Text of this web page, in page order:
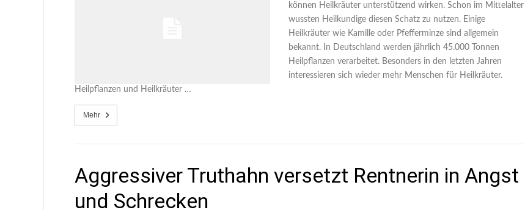
können Heilkräuter unterstützend wirken. Schon im Mittelalter
wussten Heilkundige diesen Schatz zu nutzen. Einige
Heilkräuter wie Kamille oder Pfefferminze sind allgemein
bekannt. In Deutschland werden jährlich 45.000 Tonnen
Heilpflanzen verarbeitet. Besonders in den letzten Jahren
interessieren sich wieder mehr Menschen für Heilkräuter.
Heilpflanzen und Heilkräuter …
Mehr
Aggressiver Truthahn versetzt Rentnerin in Angst
und Schrecken